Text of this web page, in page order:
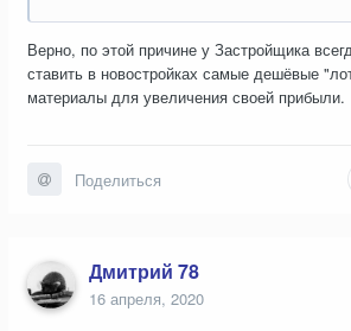
Верно, по этой причине у Застройщика
ставить в новостройках самые дешёвые
материалы для увеличения своей прибыли.
Поделиться
Дмитрий 78
16 апреля, 2020